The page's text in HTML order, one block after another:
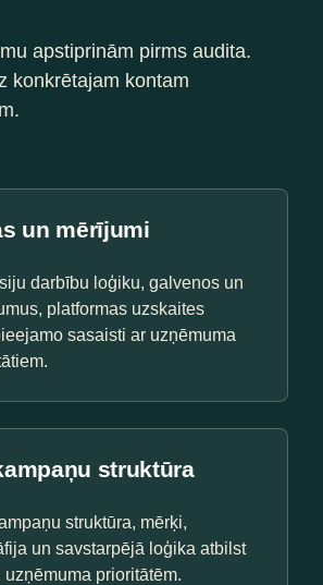
apstiprinām pirms audita.
konkrētajam kontam
un mērījumi
darbību loģiku, galvenos un
platformas uzskaites
sasaisti ar uzņēmuma
struktūra
struktūra, mērķi,
un savstarpējā loģika atbilst
prioritātēm.